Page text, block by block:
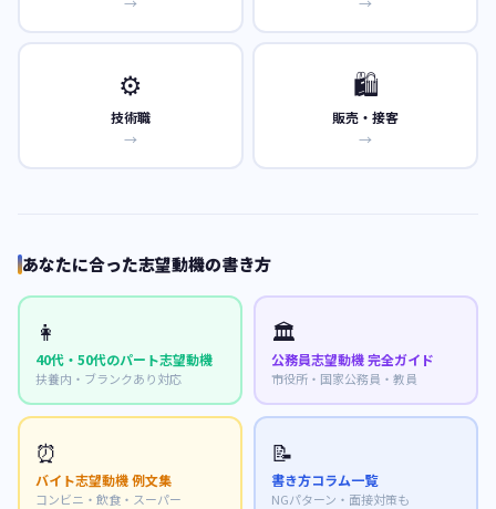
⚙️
技術職
→
🛍️
販売・接客
→
あなたに合った志望動機の書き方
👩
40代・50代のパート志望動機
扶養内・ブランクあり対応
🏛️
公務員志望動機 完全ガイド
市役所・国家公務員・教員
⏰
バイト志望動機 例文集
コンビニ・飲食・スーパー
📝
書き方コラム一覧
NGパターン・面接対策も